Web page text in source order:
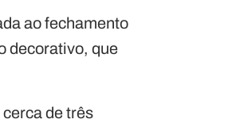
ao fechamento
decorativo, que
de três